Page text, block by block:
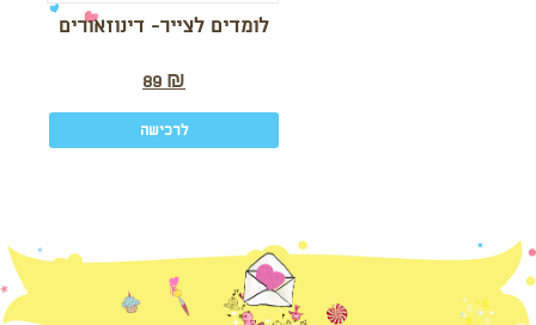
לומדים לצייר- דינוזאורים
89 ₪
לרכישה